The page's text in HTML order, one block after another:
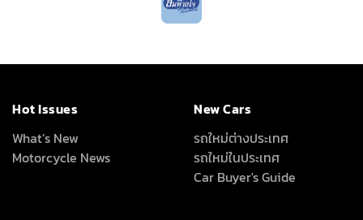
Hot Issues
What’s New
Motorcycle News
New Cars
รถใหม่ต่างประเทศ
รถใหม่ในประเทศ
Car Buyer's Guide